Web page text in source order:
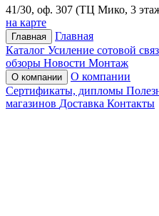
41/30, оф. 307 (ТЦ Мико, 3
на карте
Главная
Главная
Каталог Усиление сотовой
обзоры Новости Монтаж
О компании
О компании
Сертификаты, дипломы
магазинов Доставка Контакты